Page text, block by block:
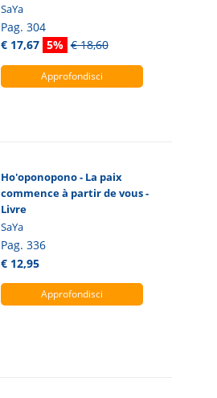
SaYa
Pag. 304
€ 17,67 5% € 18,60
Approfondisci
Ho'oponopono - La paix
commence à partir de vous -
Livre
SaYa
Pag. 336
€ 12,95
Approfondisci